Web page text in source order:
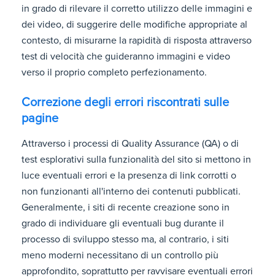
in grado di rilevare il corretto utilizzo delle immagini e
dei video, di suggerire delle modifiche appropriate al
contesto, di misurarne la rapidità di risposta attraverso
test di velocità che guideranno immagini e video
verso il proprio completo perfezionamento.
Correzione degli errori riscontrati sulle
pagine
Attraverso i processi di Quality Assurance (QA) o di
test esplorativi sulla funzionalità del sito si mettono in
luce eventuali errori e la presenza di link corrotti o
non funzionanti all'interno dei contenuti pubblicati.
Generalmente, i siti di recente creazione sono in
grado di individuare gli eventuali bug durante il
processo di sviluppo stesso ma, al contrario, i siti
meno moderni necessitano di un controllo più
approfondito, soprattutto per ravvisare eventuali errori